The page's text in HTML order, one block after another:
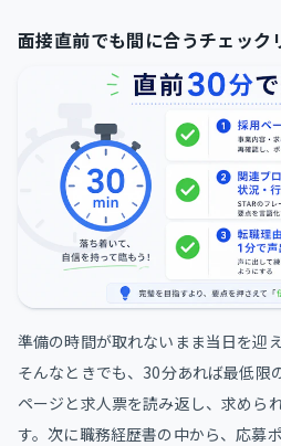
面接直前でも間に合うチェック
準備の時間が取れないまま当日を迎
そんなときでも、30分あれば最低限
ページと求人票を読み返し、求めら
す。次に職務経歴書の中から、応募